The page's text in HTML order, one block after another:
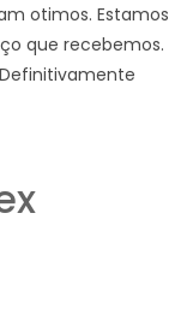
otimos. Estamos
que recebemos.